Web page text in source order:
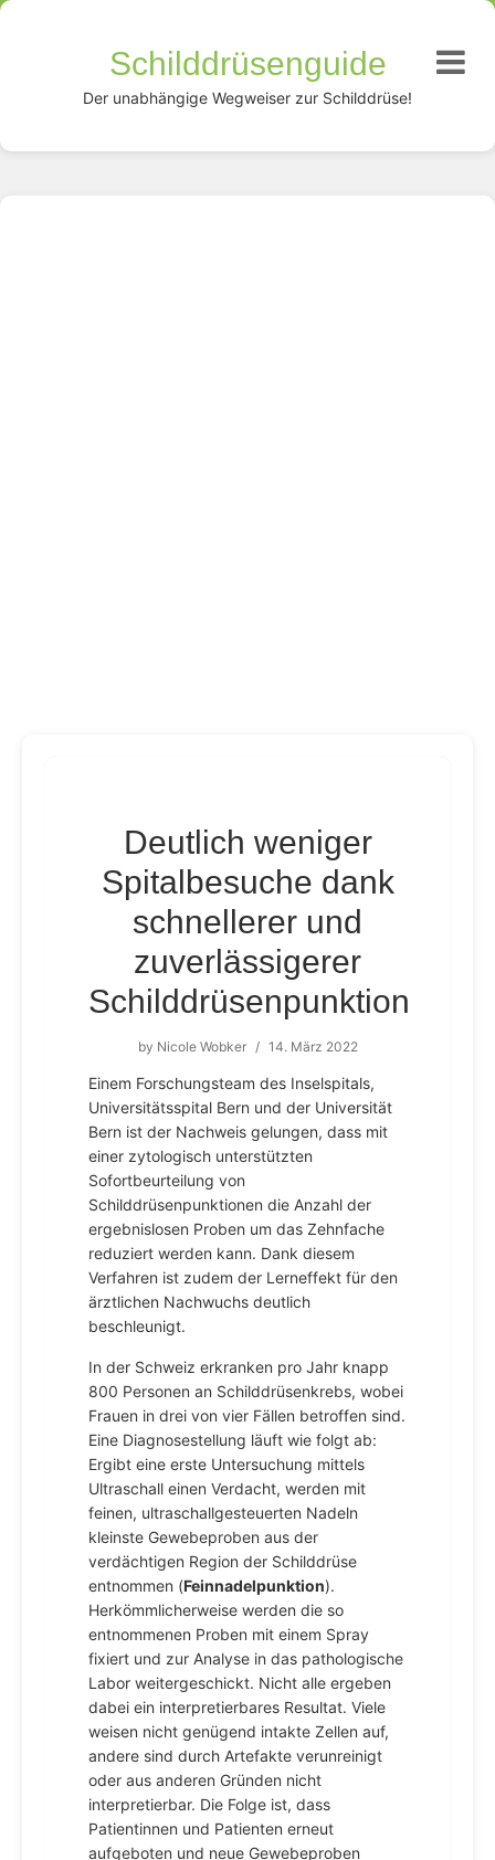
Schilddrüsenguide
Der unabhängige Wegweiser zur Schilddrüse!
Deutlich weniger
Spitalbesuche dank
schnellerer und
zuverlässigerer
Schilddrüsenpunktion
by Nicole Wobker / 14. März 2022
Einem Forschungsteam des Inselspitals,
Universitätsspital Bern und der Universität
Bern ist der Nachweis gelungen, dass mit
einer zytologisch unterstützten
Sofortbeurteilung von
Schilddrüsenpunktionen die Anzahl der
ergebnislosen Proben um das Zehnfache
reduziert werden kann. Dank diesem
Verfahren ist zudem der Lerneffekt für den
ärztlichen Nachwuchs deutlich
beschleunigt.
In der Schweiz erkranken pro Jahr knapp
800 Personen an Schilddrüsenkrebs, wobei
Frauen in drei von vier Fällen betroffen sind.
Eine Diagnosestellung läuft wie folgt ab:
Ergibt eine erste Untersuchung mittels
Ultraschall einen Verdacht, werden mit
feinen, ultraschallgesteuerten Nadeln
kleinste Gewebeproben aus der
verdächtigen Region der Schilddrüse
entnommen (Feinnadelpunktion).
Herkömmlicherweise werden die so
entnommenen Proben mit einem Spray
fixiert und zur Analyse in das pathologische
Labor weitergeschickt. Nicht alle ergeben
dabei ein interpretierbares Resultat. Viele
weisen nicht genügend intakte Zellen auf,
andere sind durch Artefakte verunreinigt
oder aus anderen Gründen nicht
interpretierbar. Die Folge ist, dass
Patientinnen und Patienten erneut
aufgeboten und neue Gewebeproben